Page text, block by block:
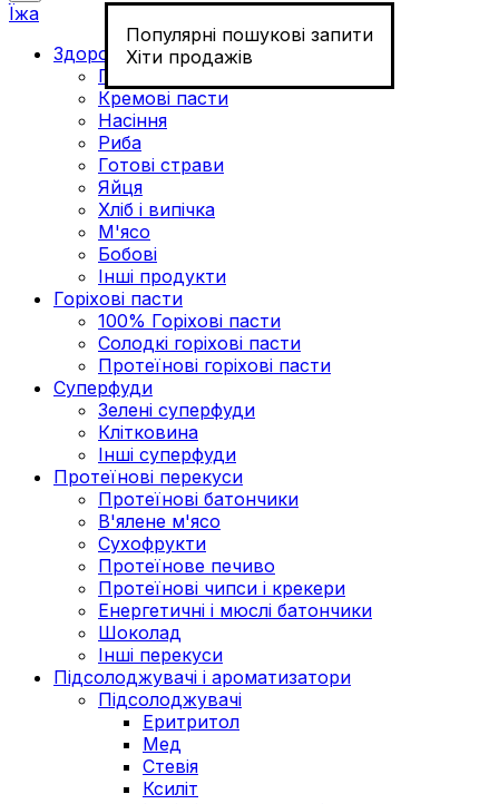
Популярні пошукові запити
Хіти продажів
Їжа
Здорове харчування
Горіхи
Кремові пасти
Насіння
Риба
Готові страви
Яйця
Хліб і випічка
М'ясо
Бобові
Інші продукти
Горіхові пасти
100% Горіхові пасти
Солодкі горіхові пасти
Протеїнові горіхові пасти
Суперфуди
Зелені суперфуди
Клітковина
Інші суперфуди
Протеїнові перекуси
Протеїнові батончики
В'ялене м'ясо
Сухофрукти
Протеїнове печиво
Протеїнові чипси і крекери
Енергетичні і мюслі батончики
Шоколад
Інші перекуси
Підсолоджувачі і ароматизатори
Підсолоджувачі
Еритритол
Мед
Стевія
Ксиліт